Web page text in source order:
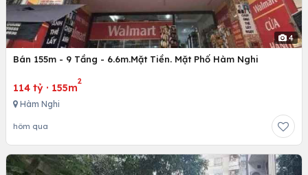
4
Bán 155m - 9 Tầng - 6.6m.Mặt Tiền. Mặt Phố Hàm Nghi
114 tỷ · 155m
2
Hàm Nghi
hôm qua